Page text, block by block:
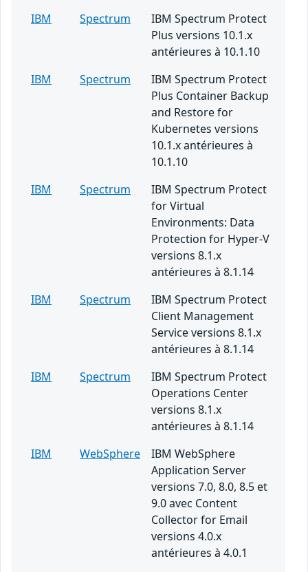
IBM
Spectrum
IBM Spectrum Protect
Plus versions 10.1.x
antérieures à 10.1.10
IBM
Spectrum
IBM Spectrum Protect
Plus Container Backup
and Restore for
Kubernetes versions
10.1.x antérieures à
10.1.10
IBM
Spectrum
IBM Spectrum Protect
for Virtual
Environments: Data
Protection for Hyper-V
versions 8.1.x
antérieures à 8.1.14
IBM
Spectrum
IBM Spectrum Protect
Client Management
Service versions 8.1.x
antérieures à 8.1.14
IBM
Spectrum
IBM Spectrum Protect
Operations Center
versions 8.1.x
antérieures à 8.1.14
IBM
WebSphere
IBM WebSphere
Application Server
versions 7.0, 8.0, 8.5 et
9.0 avec Content
Collector for Email
versions 4.0.x
antérieures à 4.0.1